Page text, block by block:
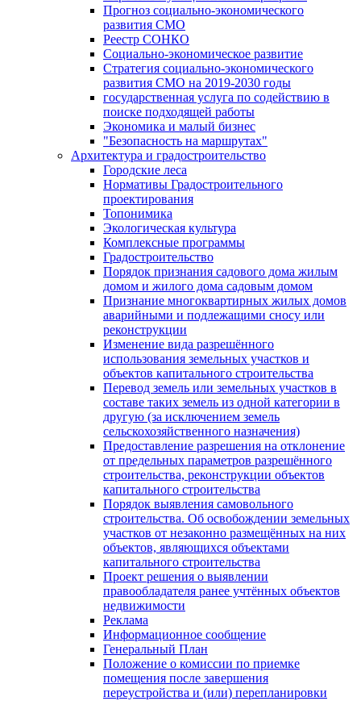
Прогноз социально-экономического
развития СМО
Реестр СОНКО
Социально-экономическое развитие
Стратегия социально-экономического
развития СМО на 2019-2030 годы
государственная услуга по содействию в
поиске подходящей работы
Экономика и малый бизнес
"Безопасность на маршрутах"
Архитектура и градостроительство
Городские леса
Нормативы Градостроительного
проектирования
Топонимика
Экологическая культура
Комплексные программы
Градостроительство
Порядок признания садового дома жилым
домом и жилого дома садовым домом
Признание многоквартирных жилых домов
аварийными и подлежащими сносу или
реконструкции
Изменение вида разрешённого
использования земельных участков и
объектов капитального строительства
Перевод земель или земельных участков в
составе таких земель из одной категории в
другую (за исключением земель
сельскохозяйственного назначения)
Предоставление разрешения на отклонение
от предельных параметров разрешённого
строительства, реконструкции объектов
капитального строительства
Порядок выявления самовольного
строительства. Об освобождении земельных
участков от незаконно размещённых на них
объектов, являющихся объектами
капитального строительства
Проект решения о выявлении
правообладателя ранее учтённых объектов
недвижимости
Реклама
Информационное сообщение
Генеральный План
Положение о комиссии по приемке
помещения после завершения
переустройства и (или) перепланировки